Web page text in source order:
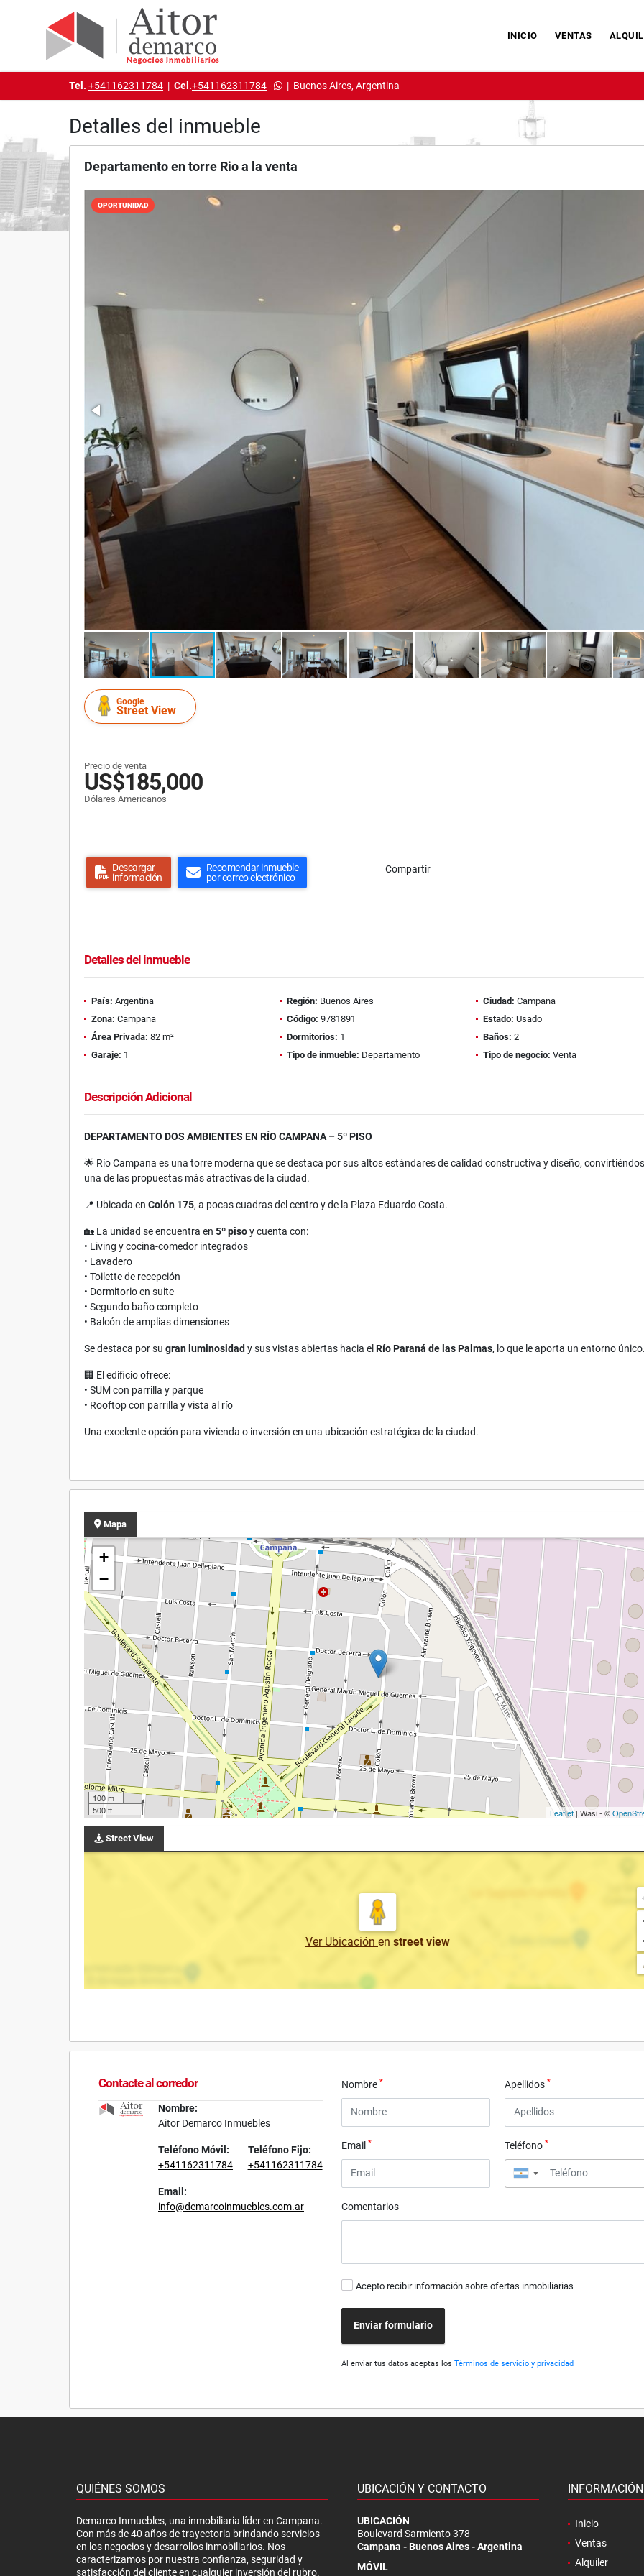
INICIO VENTAS
Tel. +541162311784 | Cel.+541162311784- | Buenos Aires, Argentina
Detalles del inmueble
Departamento en torre Rio a la venta
OPORTUNIDAD
Google
Street View
Precio de venta
US$185,000
Dólares Americanos
Descargar
información
Recomendar inmueble
por correo electrónico
Compartir
Detalles del inmueble
País: Argentina Región: Buenos Aires Ciudad: Campana
Zona: Campana Código: 9781891 Estado: Usado
Área Privada: 82 m² Dormitorios: 1 Baños: 2
Garaje: 1 Tipo de inmueble: Departamento Tipo de negocio: Venta
Descripción Adicional
DEPARTAMENTO DOS AMBIENTES EN RÍO CAMPANA – 5º PISO
🌟 Río Campana es una torre moderna que se destaca por sus altos estándares de calidad constructiva y diseño,
una de las propuestas más atractivas de la ciudad.
📍 Ubicada en Colón 175, a pocas cuadras del centro y de la Plaza Eduardo Costa.
🏡 La unidad se encuentra en 5º pisoy cuenta con:
• Living y cocina-comedor integrados
• Lavadero
• Toilette de recepción
• Dormitorio en suite
• Segundo baño completo
• Balcón de amplias dimensiones
Se destaca por su gran luminosidad y sus vistas abiertas hacia el Río Paraná de las Palmas, lo que le aporta un entorno
🏢 El edificio ofrece:
• SUM con parrilla y parque
• Rooftop con parrilla y vista al río
Una excelente opción para vivienda o inversión en una ubicación estratégica de la ciudad.
Mapa
+
−
100 m
500 ft
Leaflet | Wasi - ©
Street View
Ver Ubicación en street view
Contacte al corredor
Nombre:
Aitor Demarco Inmuebles
Teléfono Móvil:
+541162311784
Teléfono Fijo:
+541162311784
Email:
info@demarcoinmuebles.com.ar
Nombre* Apellidos *
Email* Teléfono *
▼
Comentarios
Acepto recibir información sobre ofertas inmobiliarias
Enviar formulario
Al enviar tus datos aceptas losTérminos de servicio y privacidad
QUIÉNES SOMOS
Demarco Inmuebles, una inmobiliaria líder en Campana.
Con más de 40 años de trayectoria brindando servicios
en los negocios y desarrollos inmobiliarios. Nos
caracterizamos por nuestra confianza, seguridad y
satisfacción del cliente en cualquier inversión del rubro.
UBICACIÓN Y CONTACTO
UBICACIÓN
Boulevard Sarmiento 378
Campana - Buenos Aires - Argentina
MÓVIL
INFORMACIÓN
Inicio
Ventas
Alquiler